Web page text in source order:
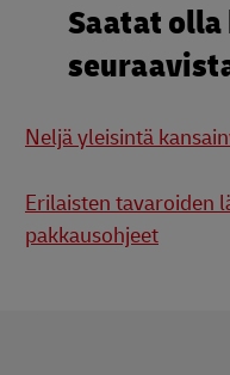
Saatat
Neljä yleisintä
Erilaisten tavaroiden
pakkausohjeet